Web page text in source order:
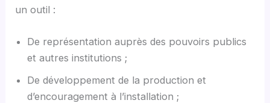
un outil :
De représentation auprès des pouvoirs publics
et autres institutions ;
De développement de la production et
d’encouragement à l’installation ;